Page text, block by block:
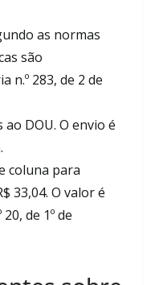
as normas
são
n.º 283, de 2 de
DOU. O envio é
coluna para
33,04. O valor é
de 1º de